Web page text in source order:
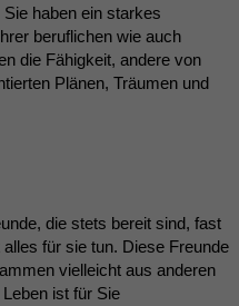
haben ein starkes
beruflichen wie auch
die Fähigkeit, andere von
Plänen, Träumen und
die stets bereit sind, fast
für sie tun. Diese Freunde
vielleicht aus anderen
ist für Sie